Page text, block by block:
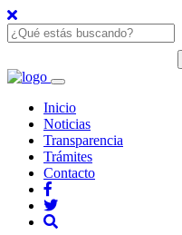
Inicio
Noticias
Transparencia
Trámites
Contacto